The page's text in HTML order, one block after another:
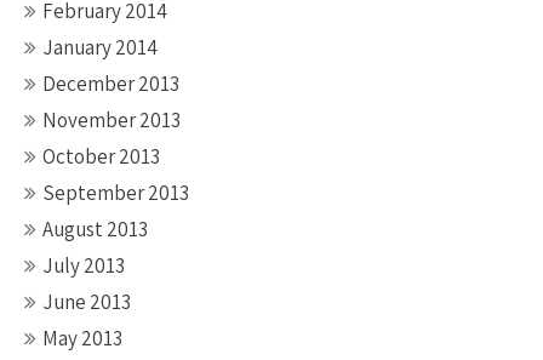
February 2014
January 2014
December 2013
November 2013
October 2013
September 2013
August 2013
July 2013
June 2013
May 2013